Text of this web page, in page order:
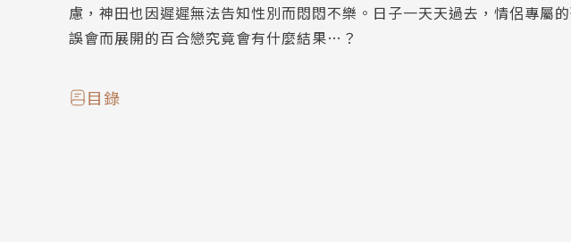
慮，神田也因遲遲無法告知性別而悶悶不樂。日子一天天過去，情侶專屬
誤會而展開的百合戀究竟會有什麼結果…？
目錄